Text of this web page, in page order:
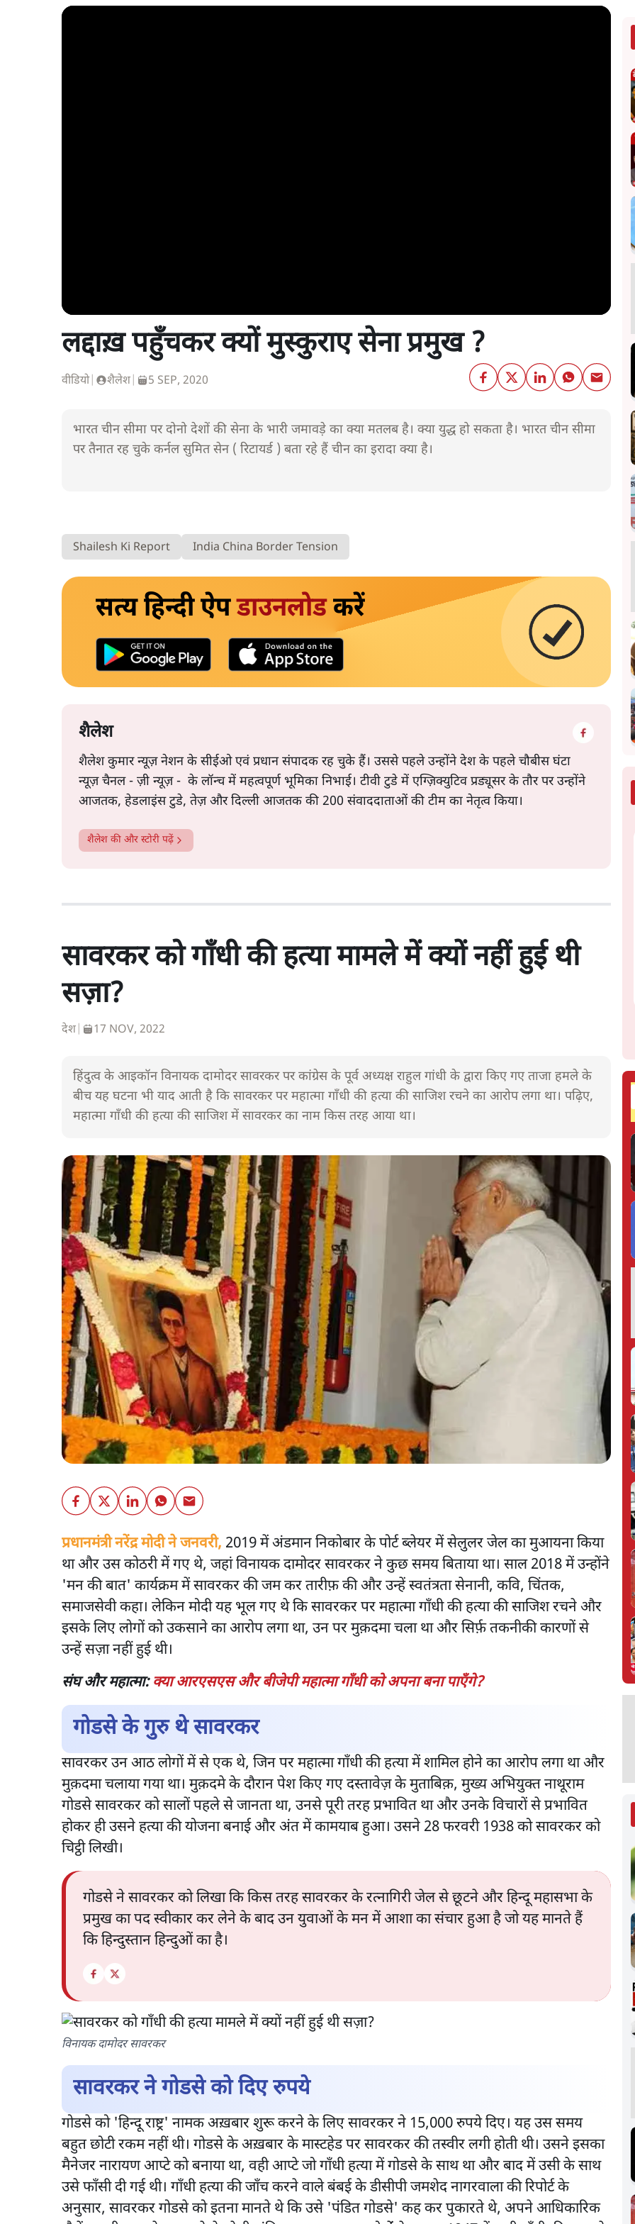
लद्दाख़ पहुँचकर क्यों मुस्कुराए सेना प्रमुख ?
वीडियो| शैलेश| 5 SEP, 2020
भारत चीन सीमा पर दोनो देशों की सेना के भारी जमावड़े का क्या मतलब है। क्या युद्ध हो सकता है। भारत चीन सीमा
पर तैनात रह चुके कर्नल सुमित सेन ( रिटायर्ड ) बता रहे हैं चीन का इरादा क्या है।
Shailesh Ki Report India China Border Tension
सत्य हिन्दी ऐपडाउनलोडकरें
शैलेश
शैलेश कुमार न्यूज़ नेशन के सीईओ एवं प्रधान संपादक रह चुके हैं। उससे पहले उन्होंने देश के पहले चौबीस घंटा
न्यूज़ चैनल - ज़ी न्यूज़ - के लॉन्च में महत्वपूर्ण भूमिका निभाई। टीवी टुडे में एग्ज़िक्युटिव प्रड्यूसर के तौर पर उन्होंने
आजतक, हेडलाइंस टुडे, तेज़ और दिल्ली आजतक की 200 संवाददाताओं की टीम का नेतृत्व किया।
शैलेश की और स्टोरी पढ़ें
सावरकर को गाँधी की हत्या मामले में क्यों नहीं हुई थी
सज़ा?
देश 17 NOV, 2022
हिंदुत्व के आइकॉन विनायक दामोदर सावरकर पर कांग्रेस के पूर्व अध्यक्ष राहुल गांधी के द्वारा किए गए ताजा हमले के
बीच यह घटना भी याद आती है कि सावरकर पर महात्मा गाँधी की हत्या की साजिश रचने का आरोप लगा था। पढ़िए,
महात्मा गाँधी की हत्या की साजिश में सावरकर का नाम किस तरह आया था।
प्रधानमंत्री नरेंद्र मोदी ने जनवरी, 2019 में अंडमान निकोबार के पोर्ट ब्लेयर में सेलुलर जेल का मुआयना किया
था और उस कोठरी में गए थे, जहां विनायक दामोदर सावरकर ने कुछ समय बिताया था। साल 2018 में उन्होंने
'मन की बात' कार्यक्रम में सावरकर की जम कर तारीफ़ की और उन्हें स्वतंत्रता सेनानी, कवि, चिंतक,
समाजसेवी कहा। लेकिन मोदी यह भूल गए थे कि सावरकर पर महात्मा गाँधी की हत्या की साजिश रचने और
इसके लिए लोगों को उकसाने का आरोप लगा था, उन पर मुक़दमा चला था और सिर्फ़ तकनीकी कारणों से
उन्हें सज़ा नहीं हुई थी।
संघ और महात्मा:क्या आरएसएस और बीजेपी महात्मा गाँधी को अपना बना पाएँगे?
गोडसे के गुरु थे सावरकर
सावरकर उन आठ लोगों में से एक थे, जिन पर महात्मा गाँधी की हत्या में शामिल होने का आरोप लगा था और
मुक़दमा चलाया गया था। मुक़दमे के दौरान पेश किए गए दस्तावेज़ के मुताबिक़, मुख्य अभियुक्त नाथूराम
गोडसे सावरकर को सालों पहले से जानता था, उनसे पूरी तरह प्रभावित था और उनके विचारों से प्रभावित
होकर ही उसने हत्या की योजना बनाई और अंत में कामयाब हुआ। उसने 28 फरवरी 1938 को सावरकर को
चिट्ठी लिखी।
गोडसे ने सावरकर को लिखा कि किस तरह सावरकर के रत्नागिरी जेल से छूटने और हिन्दू महासभा के
प्रमुख का पद स्वीकार कर लेने के बाद उन युवाओं के मन में आशा का संचार हुआ है जो यह मानते हैं
कि हिन्दुस्तान हिन्दुओं का है।
विनायक दामोदर सावरकर
सावरकर ने गोडसे को दिए रुपये
गोडसे को 'हिन्दू राष्ट्र' नामक अख़बार शुरू करने के लिए सावरकर ने 15,000 रुपये दिए। यह उस समय
बहुत छोटी रकम नहीं थी। गोडसे के अख़बार के मास्टहेड पर सावरकर की तस्वीर लगी होती थी। उसने इसका
मैनेजर नारायण आप्टे को बनाया था, वही आप्टे जो गाँधी हत्या में गोडसे के साथ था और बाद में उसी के साथ
उसे फाँसी दी गई थी। गाँधी हत्या की जाँच करने वाले बंबई के डीसीपी जमशेद नागरवाला की रिपोर्ट के
अनुसार, सावरकर गोडसे को इतना मानते थे कि उसे 'पंडित गोडसे' कह कर पुकारते थे, अपने आधिकारिक